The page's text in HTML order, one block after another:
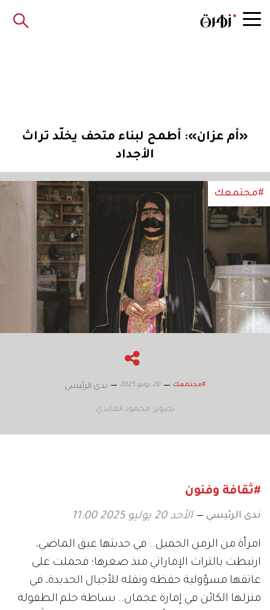
«أم عزان»: أطمح لبناء متحف يخلّد تراث
الأجداد
#مجتمعك
#مجتمعك 20 يوليو 2025 ندى الرئيسي
تصوير: محمود العايدي
#ثقافة وفنون
ندى الرئيسي الأحد 20 يوليو 2025 11:00
امرأة من الزمن الجميل.. في حديثها عبق الماضي،
ارتبطت بالتراث الإماراتي منذ صغرها؛ فحملت على
عاتقها مسؤولية حفظه ونقله للأجيال الجديدة، في
منزلها الكائن في إمارة عجمان.. بساطة حلم الطفولة